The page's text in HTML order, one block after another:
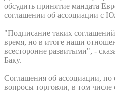
обсудить принятие мандата
соглашении об ассоциации с
"Подписание таких
время, но в итоге наши
всесторонне развитыми", -
Баку.
Соглашения об ассоциации, по
вопросы торговли, в том числе